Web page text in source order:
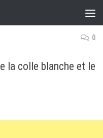
0
la colle blanche et le